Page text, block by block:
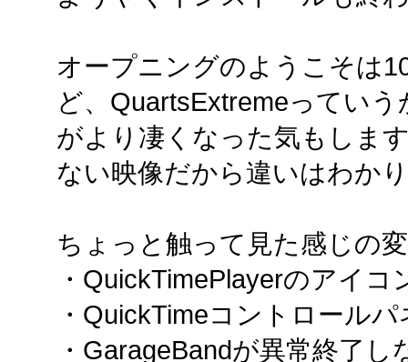
オープニングのようこそは
ど、QuartsExtremeってい
がより凄くなった気もしま
ない映像だから違いはわか
ちょっと触って見た感じの
・QuickTimePlayerのアイコ
・QuickTimeコントロール
・GarageBandが異常終了